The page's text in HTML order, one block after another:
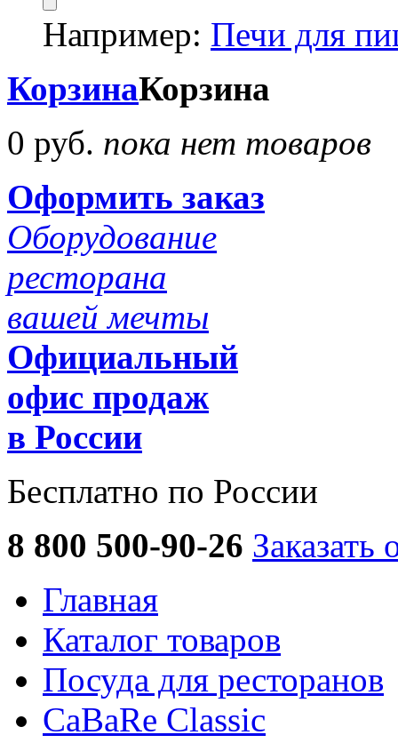
Например: Печи для
КорзинаКорзина
0 руб. пока нет товаров
Оформить заказ
Оборудование
ресторана
вашей мечты
Официальный
офис продаж
в России
Бесплатно по России
8 800 500-90-26 Заказать
Главная
Каталог товаров
Посуда для ресторанов
CaBaRe Classic